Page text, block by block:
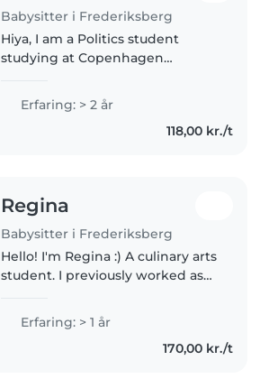
Babysitter i Frederiksberg
Hiya, I am a Politics student
studying at Copenhagen
London at the moment and
normally study in Glasgow. I
have worked with all different
Erfaring: > 2 år
118,00 kr./t
Regina
Babysitter i Frederiksberg
Hello! I'm Regina :) A culinary arts
student. I previously worked as
that I cherish deeply. I believe
quality time is important in
Erfaring: > 1 år
170,00 kr./t